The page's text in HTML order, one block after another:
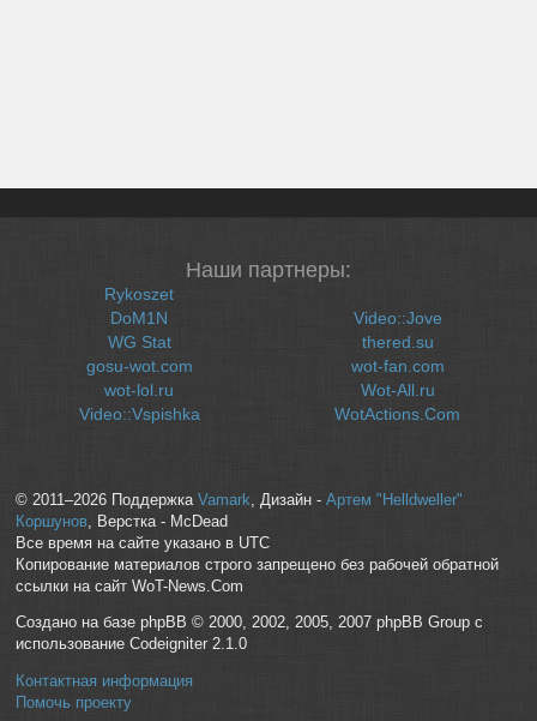
Наши партнеры:
Rykoszet
DoM1N
WG Stat
gosu-wot.com
wot-lol.ru
Video::Vspishka
Video::Jove
thered.su
wot-fan.com
Wot-All.ru
WotActions.Com
© 2011–2026 Поддержка Vamark , Дизайн - Артем "Helldweller"
Коршунов, Верстка - McDead
Все время на сайте указано в UTC
Копирование материалов строго запрещено без рабочей обратной
ссылки на сайт WoT-News.Com
Создано на базе phpBB © 2000, 2002, 2005, 2007 phpBB Group с
использование Codeigniter 2.1.0
Контактная информация
Помочь проекту